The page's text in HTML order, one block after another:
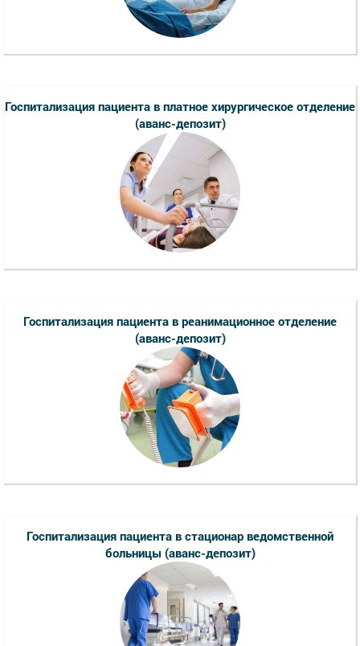
Госпитализация пациента в платное хирургическое отделение
(аванс-депозит)
Госпитализация пациента в реанимационное отделение
(аванс-депозит)
Госпитализация пациента в стационар ведомственной
больницы (аванс-депозит)